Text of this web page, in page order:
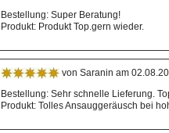
Bestellung: Super Beratung!
Produkt: Produkt Top.gern wieder.
von Saranin am
Bestellung: Sehr schnelle Lieferung.
Produkt: Tolles Ansauggeräusch bei